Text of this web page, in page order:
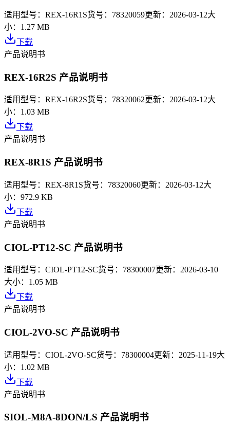
适用型号： REX-16R1S货号： 78320059更新： 2026-03-12大
小： 1.27 MB
下载
产品说明书
REX-16R2S 产品说明书
适用型号： REX-16R2S货号： 78320062更新： 2026-03-12大
小： 1.03 MB
下载
产品说明书
REX-8R1S 产品说明书
适用型号： REX-8R1S货号： 78320060更新： 2026-03-12大
小： 972.9 KB
下载
产品说明书
CIOL-PT12-SC 产品说明书
适用型号： CIOL-PT12-SC货号： 78300007更新： 2026-03-10
大小： 1.05 MB
下载
产品说明书
CIOL-2VO-SC 产品说明书
适用型号： CIOL-2VO-SC货号： 78300004更新： 2025-11-19大
小： 1.02 MB
下载
产品说明书
SIOL-M8A-8DON/LS 产品说明书